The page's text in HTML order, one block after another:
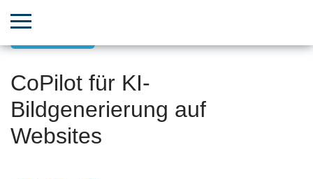
CoPilot für KI-
Bildgenerierung auf
Websites